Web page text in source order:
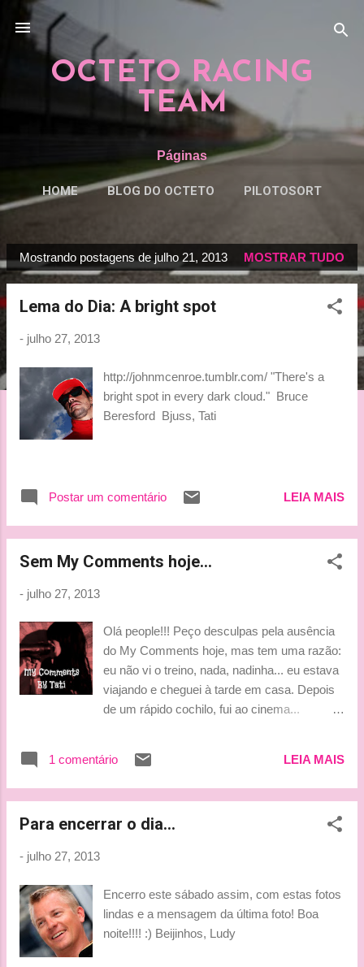
OCTETO RACING
TEAM
Páginas
HOME BLOG DO OCTETO PILOTOSORT
P
o
Mostrando postagens de julho 21, 2013 MOSTRAR TUDO
Lema do Dia: A bright spot
- julho 27, 2013
http://johnmcenroe.tumblr.com/ "There's a
bright spot in every dark cloud." Bruce
Beresford Bjuss, Tati
Postar um comentário LEIA MAIS
Sem My Comments hoje...
- julho 27, 2013
Olá people!!! Peço desculpas pela ausência
do My Comments hoje, mas tem uma razão:
eu não vi o treino, nada, nadinha... eu estava
viajando e cheguei à tarde em casa. Depois
de um rápido cochilo, fui ao cinema...
comentários!!!!!! Aguardem!! Bjussss, Tati
1 comentário LEIA MAIS
Para encerrar o dia...
- julho 27, 2013
Encerro este sábado assim, com estas fotos
lindas e a mensagem da última foto! Boa
noite!!!! :) Beijinhos, Ludy